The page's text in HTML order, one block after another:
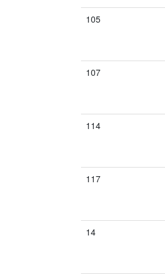
105
107
114
117
14